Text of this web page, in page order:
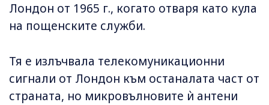
Лондон от 1965 г., когато отваря като кула
на пощенските служби.
Тя е излъчвала телекомуникационни
сигнали от Лондон към останалата част от
страната, но микровълновите ѝ антени